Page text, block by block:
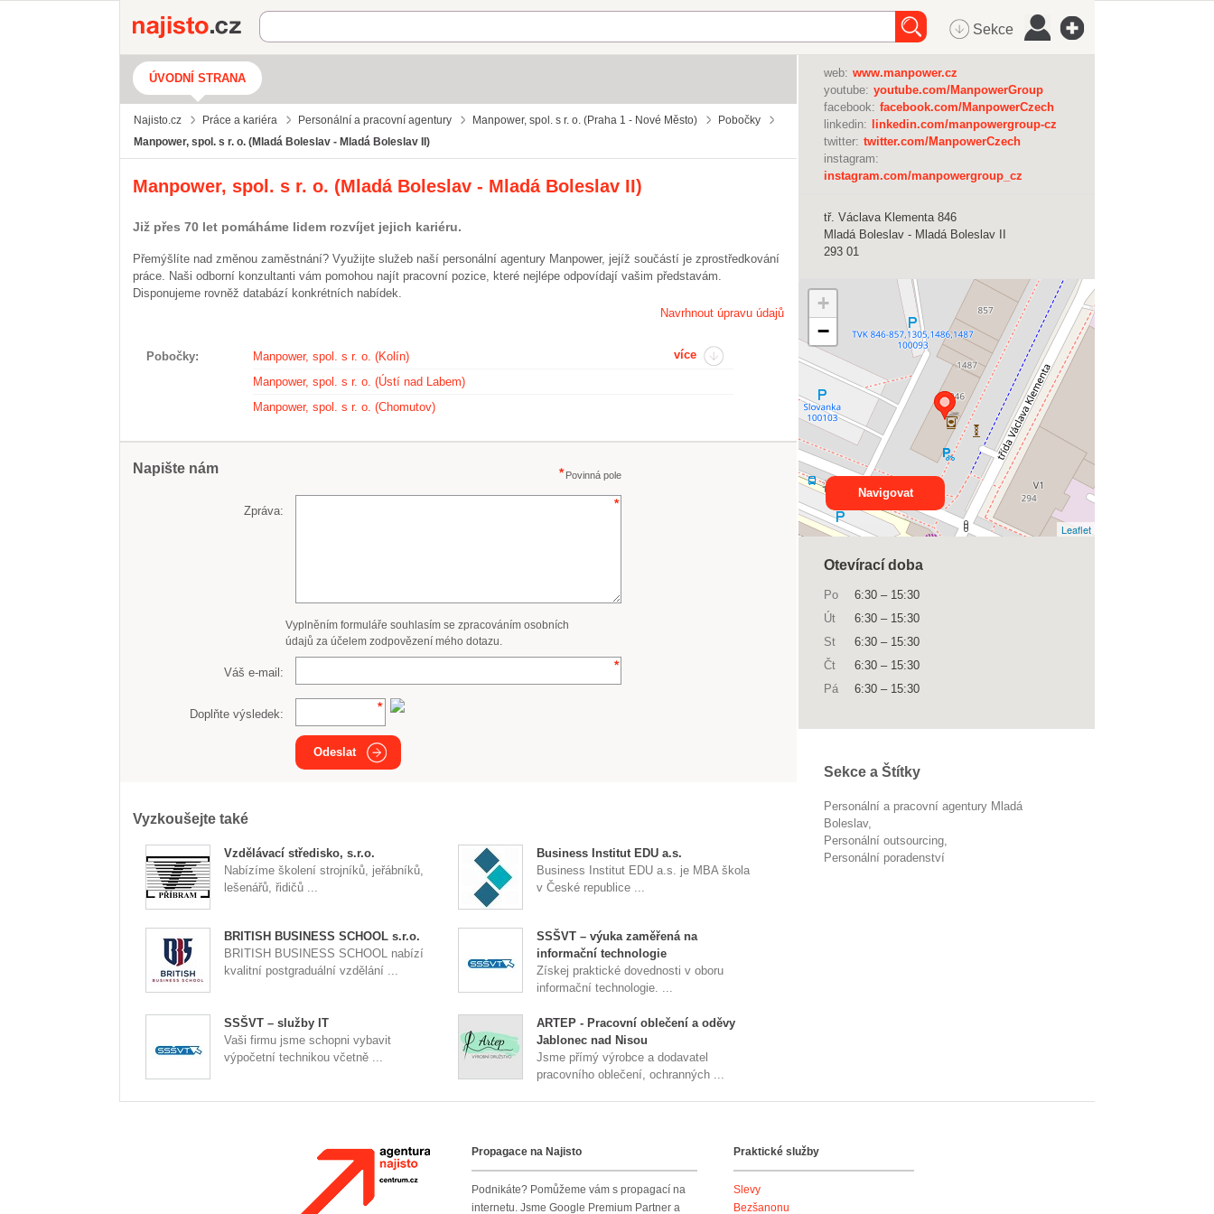
Najisto.cz Sekce
ÚVODNÍ STRANA
Najisto.cz Práce a kariéra Personální a pracovní agentury Manpower, spol. s r. o. (Praha 1 - Nové Město)
Pobočky
Manpower, spol. s r. o. (Mladá Boleslav - Mladá Boleslav II)
Manpower, spol. s r. o. (Mladá Boleslav - Mladá Boleslav II)
Již přes 70 let pomáháme lidem rozvíjet jejich kariéru.
Přemýšlíte nad změnou zaměstnání? Využijte služeb naší personální agentury Manpower, jejíž součástí je zprostředkování
práce. Naši odborní konzultanti vám pomohou najít pracovní pozice, které nejlépe odpovídají vašim představám.
Disponujeme rovněž databází konkrétních nabídek.
Navrhnout úpravu údajů
Pobočky
Manpower, spol. s r. o. (Kolín)
Manpower, spol. s r. o. (Ústí nad Labem)
Manpower, spol. s r. o. (Chomutov)
více
Napište nám Povinná pole
Zpráva:
Vyplněním formuláře souhlasím se zpracováním osobních
údajů za účelem zodpovězení mého dotazu.
Váš e-mail:
Doplňte výsledek:
Odeslat
Vyzkoušejte také
Vzdělávací středisko, s.r.o.
Nabízíme školení strojníků, jeřábníků,
lešenářů, řidičů ...
Business Institut EDU a.s.
Business Institut EDU a.s. je MBA škola
v České republice ...
BRITISH BUSINESS SCHOOL s.r.o.
BRITISH BUSINESS SCHOOL nabízí
kvalitní postgraduální vzdělání ...
SSŠVT – výuka zaměřená na
informační technologie
Získej praktické dovednosti v oboru
informační technologie. ...
SSŠVT – služby IT
Vaši firmu jsme schopni vybavit
výpočetní technikou včetně ...
ARTEP - Pracovní oblečení a oděvy
Jablonec nad Nisou
Jsme přímý výrobce a dodavatel
pracovního oblečení, ochranných ...
web: www.manpower.cz
youtube: youtube.com/ManpowerGroup
facebook: facebook.com/ManpowerCzech
linkedin:
linkedin.com/manpowergroup-cz
twitter: twitter.com/ManpowerCzech
instagram:
instagram.com/manpowergroup_cz
tř. Václava Klementa 846
Mladá Boleslav - Mladá Boleslav II
293 01
+
−
Leaflet
Navigovat
Otevírací doba
Po 6:30 – 15:30
Út
6:30 – 15:30
St
6:30 – 15:30
Čt
6:30 – 15:30
Pá
6:30 – 15:30
Sekce a Štítky
Personální a pracovní agentury Mladá
Boleslav
personální outsourcing
Personální poradenství
Agentura NajistoPropagace na Najisto
Podnikáte? Pomůžeme vám s propagací na
internetu. Jsme Google Premium Partner a
Praktické služby
Slevy
Bezšanonu